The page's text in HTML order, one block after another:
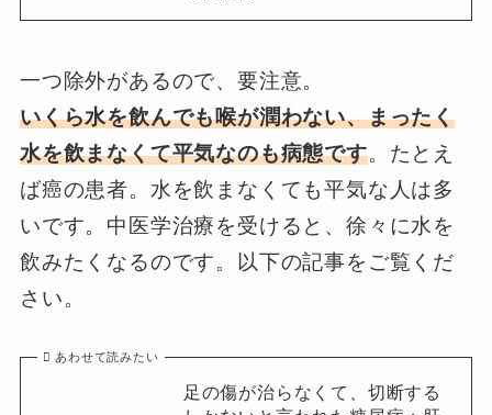
一つ除外があるので、要注意。
いくら水を飲んでも喉が潤わない、まったく
水を飲まなくて平気なのも病態です。たとえ
ば癌の患者。水を飲まなくても平気な人は多
いです。中医学治療を受けると、徐々に水を
飲みたくなるのです。以下の記事をご覧くだ
さい。
あわせて読みたい
足の傷が治らなくて、切断する